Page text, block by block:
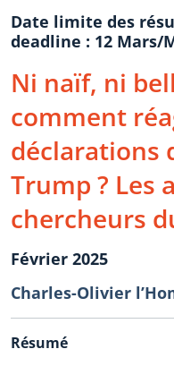
Date limite des
deadline : 12 Mars/
Ni naïf, ni
comment
déclarations
Trump ? Les
chercheurs
Février 2025
Charles-Olivier
Résumé